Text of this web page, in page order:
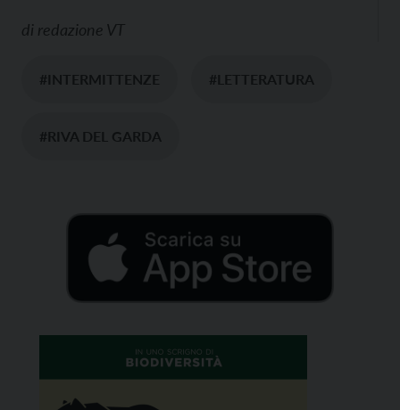
di redazione VT
#INTERMITTENZE #LETTERATURA
#RIVA DEL GARDA